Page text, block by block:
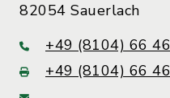
82054 Sauerlach
+49 (8104) 66
+49 (8104) 66